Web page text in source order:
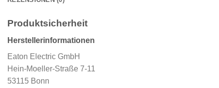
Produktsicherheit
Herstellerinformationen
Eaton Electric GmbH
Hein-Moeller-Straße 7-11
53115 Bonn